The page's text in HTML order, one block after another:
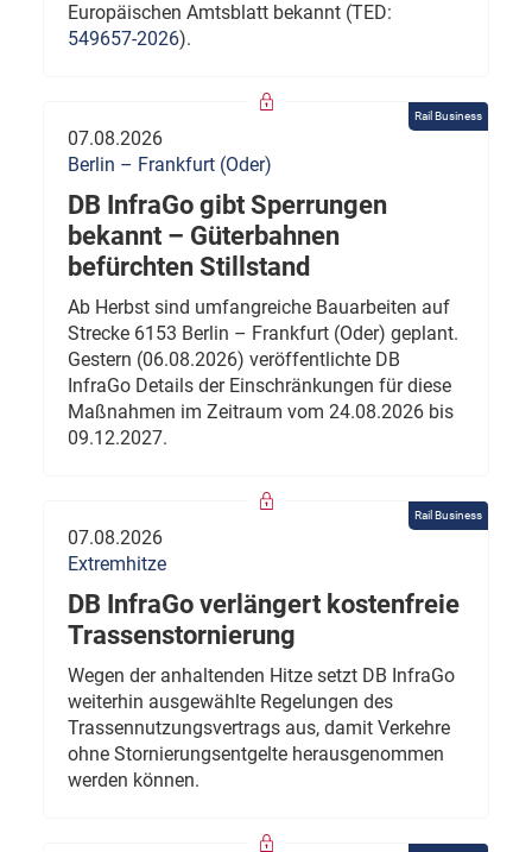
Europäischen Amtsblatt bekannt (TED:
549657-2026).
Rail Business
07.08.2026
Berlin – Frankfurt (Oder)
DB InfraGo gibt Sperrungen
bekannt – Güterbahnen
befürchten Stillstand
Ab Herbst sind umfangreiche Bauarbeiten auf
Strecke 6153 Berlin – Frankfurt (Oder) geplant.
Gestern (06.08.2026) veröffentlichte DB
InfraGo Details der Einschränkungen für diese
Maßnahmen im Zeitraum vom 24.08.2026 bis
09.12.2027.
Rail Business
07.08.2026
Extremhitze
DB InfraGo verlängert kostenfreie
Trassenstornierung
Wegen der anhaltenden Hitze setzt DB InfraGo
weiterhin ausgewählte Regelungen des
Trassennutzungsvertrags aus, damit Verkehre
ohne Stornierungsentgelte herausgenommen
werden können.